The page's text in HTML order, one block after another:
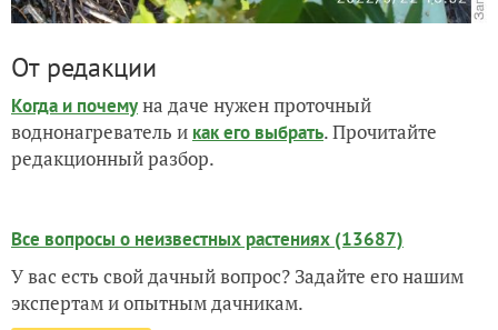
От редакции
Когда и почемуна даче нужен проточный
воднонагреватель и как его выбрать. Прочитайте
редакционный разбор.
Все вопросы о неизвестных растениях (13687)
У вас есть свой дачный вопрос? Задайте его нашим
экспертам и опытным дачникам.